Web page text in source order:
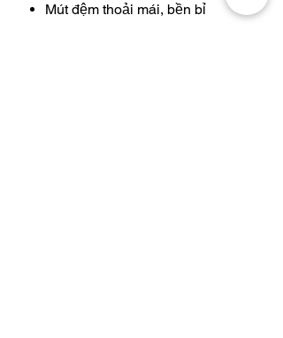
Mút đệm thoải mái, bền bỉ